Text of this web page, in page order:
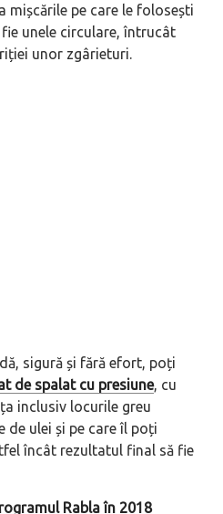
mișcările pe care le folosești
unele circulare, întrucât
unor zgârieturi.
sigură și fără efort, poți
de spalat cu presiune, cu
inclusiv locurile greu
de ulei și pe care îl poți
încât rezultatul final să fie
Rabla în 2018